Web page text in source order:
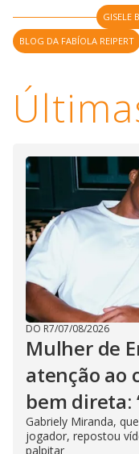
GISELE
BLOG DA FABÍOLA REIPERT
DO R7/07/08/2026
Mulher de
atenção ao
bem direta:
Gabriely Miranda,
jogador, repostou
palpitar